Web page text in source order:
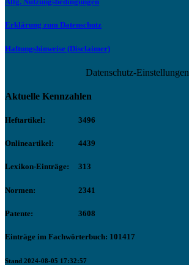
Erklärung zum Datenschutz
Haftungshinweise (Disclaimer)
Datenschutz-Einstellungen
Aktuelle Kennzahlen
Heftartikel: 3496
Onlineartikel: 4439
Lexikon-Einträge: 313
Normen: 2341
Patente: 3608
Einträge im Fachwörterbuch: 101417
Stand 2024-08-05 17:32:57